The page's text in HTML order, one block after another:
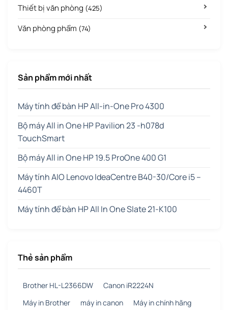
Thiết bị văn phòng (425)
Văn phòng phẩm (74)
Sản phẩm mới nhất
Máy tính để bàn HP All-in-One Pro 4300
Bộ máy All in One HP Pavilion 23 -h078d
TouchSmart
Bộ máy All in One HP 19.5 ProOne 400 G1
Máy tính AIO Lenovo IdeaCentre B40-30/Core i5 –
4460T
Máy tính để bàn HP All In One Slate 21-K100
Thẻ sản phẩm
Brother HL-L2366DW
Canon iR2224N
Máy in Brother
máy in canon
Máy in chính hãng